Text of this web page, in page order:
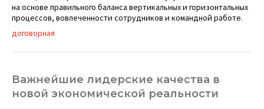
на основе правильного баланса вертикальных и горизонтальных
процессов, вовлеченности сотрудников и командной работе.
договорная
Важнейшие лидерские качества в
новой экономической реальности